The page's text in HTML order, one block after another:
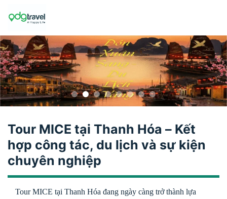
Tour MICE tại Thanh Hóa – Kết
hợp công tác, du lịch và sự kiện
chuyên nghiệp
Tour MICE tại Thanh Hóa đang ngày càng trở thành lựa